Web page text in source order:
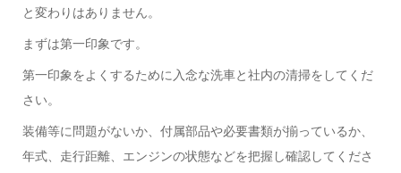
と変わりはありません。
まずは第一印象です。
第一印象をよくするために入念な洗車と社内の清掃をしてくだ
さい。
装備等に問題がないか、付属部品や必要書類が揃っているか、
年式、走行距離、エンジンの状態などを把握し確認してくださ